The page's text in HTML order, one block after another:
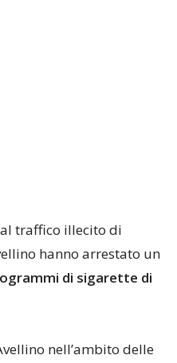
traffico illecito di
hanno arrestato un
di sigarette di
nell’ambito delle